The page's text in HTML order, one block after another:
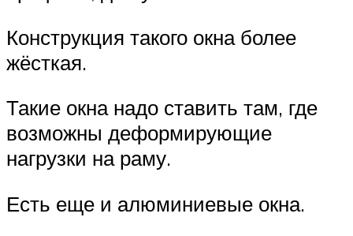
Конструкция такого окна более
жёсткая.
Такие окна надо ставить там, где
возможны деформирующие
нагрузки на раму.
Есть еще и алюминиевые окна.